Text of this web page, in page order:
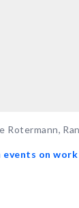
Rotermann,
on